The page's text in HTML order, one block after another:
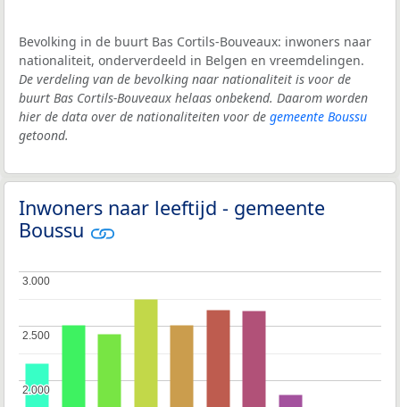
Bevolking in de buurt Bas Cortils-Bouveaux: inwoners naar
nationaliteit, onderverdeeld in Belgen en vreemdelingen.
De verdeling van de bevolking naar nationaliteit is voor de
buurt Bas Cortils-Bouveaux helaas onbekend. Daarom worden
hier de data over de nationaliteiten voor de gemeente Boussu
getoond.
Inwoners naar leeftijd - gemeente
Boussu
2.000
2.000
2.500
2.500
3.000
3.000